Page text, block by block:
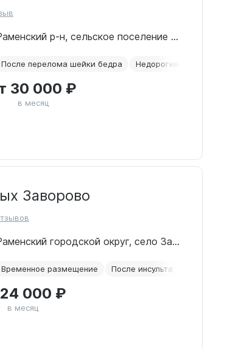
Московская область, Раменский р-н, сельское поселение Никоновское, деревня Толмачёво, 21
После перелома шейки бедра Недорогие
30 000 ₽
в месяц
Заворово
Московская область, Раменский городской округ, село Заворово, 1Ф
Временное размещение После инсульта
000 ₽
в месяц